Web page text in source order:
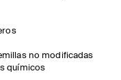
no modificadas
químicos